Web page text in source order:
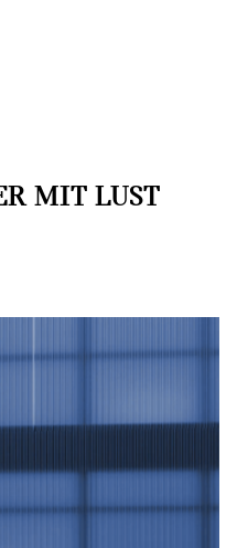
MIT LUST